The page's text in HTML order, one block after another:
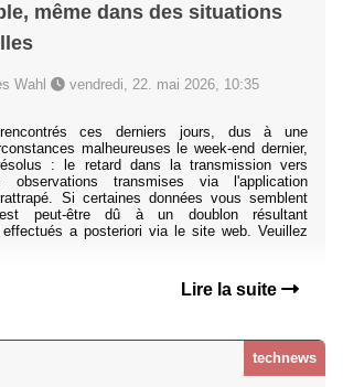
même dans des situations
Wahl vendredi, 22. mai 2026, 10:35
ces derniers jours, dus à une
malheureuses le week-end dernier,
: le retard dans la transmission vers
observations transmises via l'application
Si certaines données vous semblent
peut-être dû à un doublon résultant
effectués a posteriori via le site web. Veuillez
Lire la suite
technews